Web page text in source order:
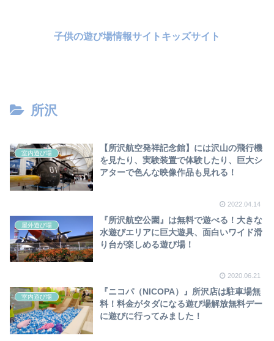
子供の遊び場情報サイトキッズサイト
所沢
室内遊び場
【所沢航空発祥記念館】には沢山の飛行機
を見たり、実験装置で体験したり、巨大シ
アターで色んな映像作品も見れる！
2022.04.14
屋外遊び場
『所沢航空公園』は無料で遊べる！大きな
水遊びエリアに巨大遊具、面白いワイド滑
り台が楽しめる遊び場！
2020.06.21
室内遊び場
『ニコパ（NICOPA）』所沢店は駐車場無
料！料金がタダになる遊び場解放無料デー
に遊びに行ってみました！